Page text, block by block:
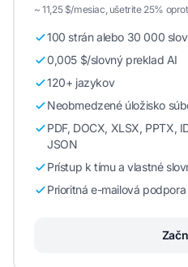
~ 11,25 $/mesiac, ušetrite 25%
100 strán alebo 30 000
0,005 $/slovný preklad AI
120+ jazykov
Neobmedzené úložisko
PDF, DOCX, XLSX, PPTX,
JSON
Prístup k tímu a vlastné
Prioritná e-mailová podpora